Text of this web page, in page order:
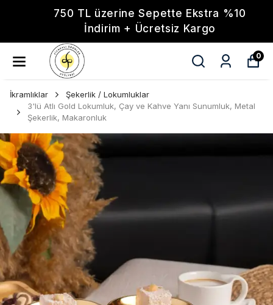
750 TL üzerine Sepette Ekstra %10
İndirim + Ücretsiz Kargo
0
İkramlıklar
Şekerlik / Lokumluklar
3'lü Atlı Gold Lokumluk, Çay ve Kahve Yanı Sunumluk, Metal
Şekerlik, Makaronluk